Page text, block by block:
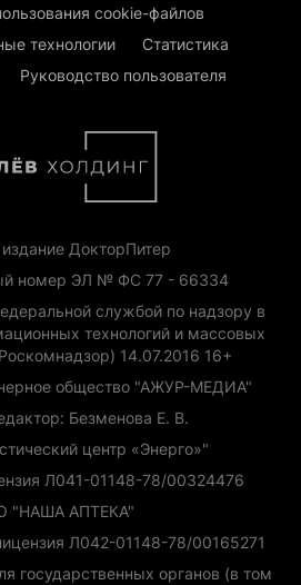
cookie-файлов
технологии
Статистика
Руководство пользователя
ДокторПитер
номер ЭЛ № ФС 77 - 66334
службой по надзору в
технологий и массовых
14.07.2016 16+
общество "АЖУР-МЕДИА"
Безменова Е. В.
центр «Энерго»"
Л041-01148-78/00324476
"НАША АПТЕКА"
Л042-01148-78/00165271
государственных органов (в том